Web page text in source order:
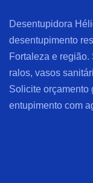
Desentupidora
desentupimento
Fortaleza e
ralos, vasos
Solicite orçamento
entupimento com